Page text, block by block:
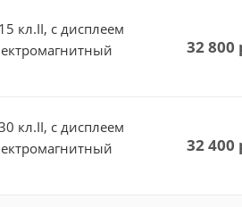
кл.II, с дисплеем
32 800
кл.II, с дисплеем
32 400